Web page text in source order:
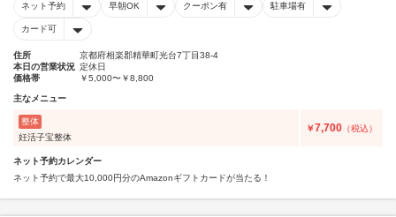
ネット予約 早朝OK クーポン有 駐車場有
カード可
住所
京都府相楽郡精華町光台7丁目38-4
本日の営業状況 定休日
価格帯
￥5,000〜￥8,800
主なメニュー
整体
妊活子宝整体
￥7,700 （税込）
ネット予約カレンダー
ネット予約で最大10,000円分のAmazonギフトカードが当たる！